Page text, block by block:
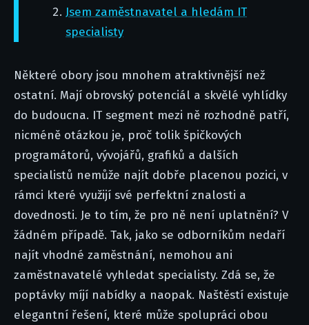
Jsem zaměstnavatel a hledám IT
specialisty
Některé obory jsou mnohem atraktivnější než
ostatní. Mají obrovský potenciál a skvělé vyhlídky
do budoucna. IT segment mezi ně rozhodně patří,
nicméně otázkou je, proč tolik špičkových
programátorů, vývojářů, grafiků a dalších
specialistů nemůže najít dobře placenou pozici, v
rámci které využijí své perfektní znalosti a
dovednosti. Je to tím, že pro ně není uplatnění? V
žádném případě. Tak, jako se odborníkům nedaří
najít vhodné zaměstnání, nemohou ani
zaměstnavatelé vyhledat specialisty. Zdá se, že
poptávky míjí nabídky a naopak. Naštěstí existuje
elegantní řešení, které může spolupráci obou